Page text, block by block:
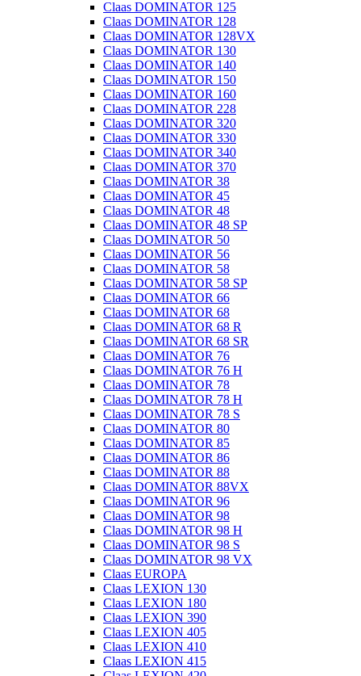
Claas DOMINATOR 125
Claas DOMINATOR 128
Claas DOMINATOR 128VX
Claas DOMINATOR 130
Claas DOMINATOR 140
Claas DOMINATOR 150
Claas DOMINATOR 160
Claas DOMINATOR 228
Claas DOMINATOR 320
Claas DOMINATOR 330
Claas DOMINATOR 340
Claas DOMINATOR 370
Claas DOMINATOR 38
Claas DOMINATOR 45
Claas DOMINATOR 48
Claas DOMINATOR 48 SP
Claas DOMINATOR 50
Claas DOMINATOR 56
Claas DOMINATOR 58
Claas DOMINATOR 58 SP
Claas DOMINATOR 66
Claas DOMINATOR 68
Claas DOMINATOR 68 R
Claas DOMINATOR 68 SR
Claas DOMINATOR 76
Claas DOMINATOR 76 H
Claas DOMINATOR 78
Claas DOMINATOR 78 H
Claas DOMINATOR 78 S
Claas DOMINATOR 80
Claas DOMINATOR 85
Claas DOMINATOR 86
Claas DOMINATOR 88
Claas DOMINATOR 88VX
Claas DOMINATOR 96
Claas DOMINATOR 98
Claas DOMINATOR 98 H
Claas DOMINATOR 98 S
Claas DOMINATOR 98 VX
Claas EUROPA
Claas LEXION 130
Claas LEXION 180
Claas LEXION 390
Claas LEXION 405
Claas LEXION 410
Claas LEXION 415